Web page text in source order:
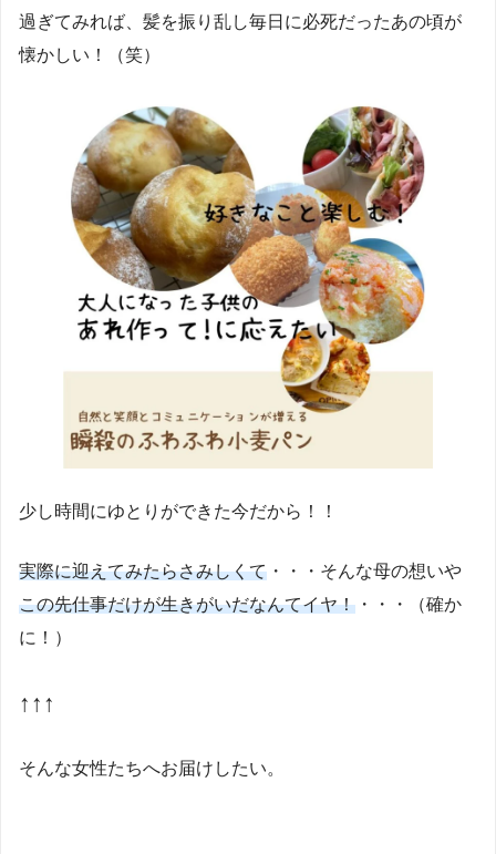
過ぎてみれば、髪を振り乱し毎日に必死だったあの頃が
懐かしい！（笑）
少し時間にゆとりができた今だから！！
実際に迎えてみたらさみしくて ・・・そんな母の想いや
この先仕事だけが生きがいだなんてイヤ！ ・・・（確か
に！）
↑↑↑
そんな女性たちへお届けしたい。